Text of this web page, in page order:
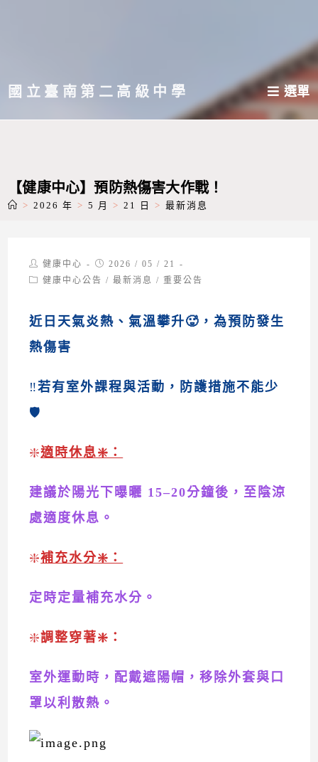
主國立臺南第二高級中學 選單
【健康中心】預防熱傷害大作戰！
> 2026 年 > 5 月 > 21 日 > 最新消息
Post
author:
健康中心
Post
published:
2026 / 05 / 21
Post健康中心公告 / 最新消息 / 重要公告
近日天氣炎熱、氣溫攀升🥵，為預防發生
熱傷害
‼️若有室外課程與活動，防護措施不能少
🛡️
❇️適時休息❇️：
建議於陽光下曝曬 15–20分鐘後，至陰涼
處適度休息。
❇️補充水分❇️：
定時定量補充水分。
❇️調整穿著❇️：
室外運動時，配戴遮陽帽，移除外套與口
罩以利散熱。